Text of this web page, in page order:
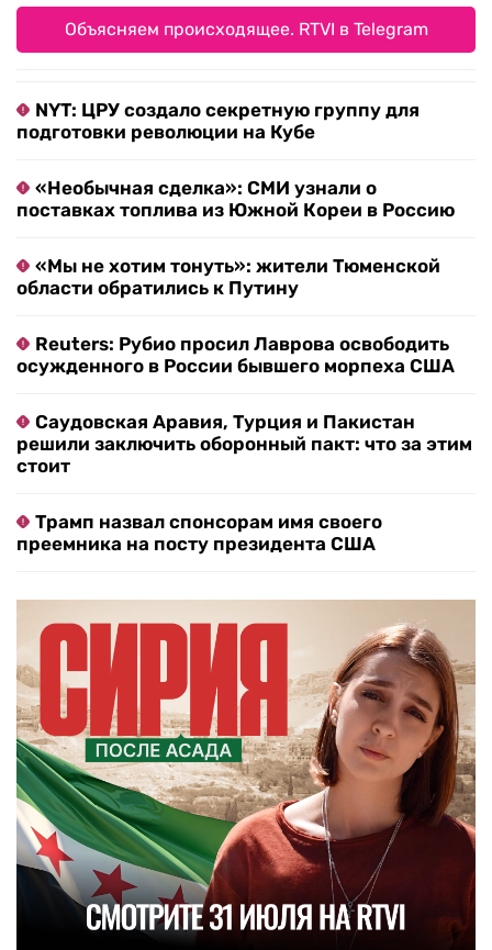
Объясняем происходящее. RTVI в Telegram
NYT: ЦРУ создало секретную группу для
подготовки революции на Кубе
«Необычная сделка»: СМИ узнали о
поставках топлива из Южной Кореи в Россию
«Мы не хотим тонуть»: жители Тюменской
области обратились к Путину
Reuters: Рубио просил Лаврова освободить
осужденного в России бывшего морпеха США
Саудовская Аравия, Турция и Пакистан
решили заключить оборонный пакт: что за этим
стоит
Трамп назвал спонсорам имя своего
преемника на посту президента США